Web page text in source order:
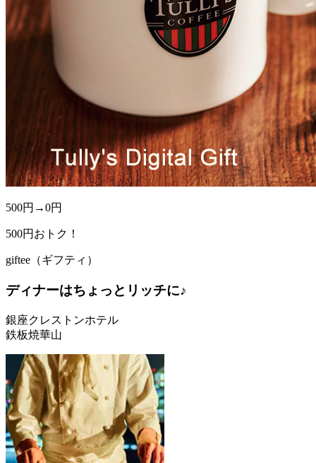
500円→0円
500円おトク！
giftee（ギフティ）
ディナーはちょっとリッチに♪
銀座クレストンホテル
鉄板焼華山